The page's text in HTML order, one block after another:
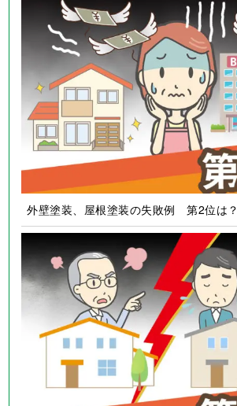
外壁塗装、屋根塗装の失敗例 第2位は？